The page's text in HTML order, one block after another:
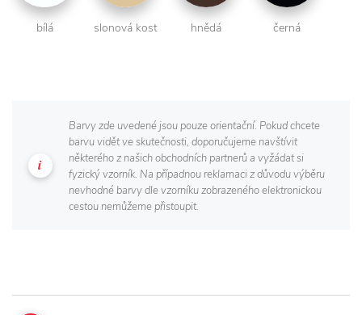
bílá slonová kost hnědá černá
Barvy zde uvedené jsou pouze orientační. Pokud chcete
barvu vidět ve skutečnosti, doporučujeme navštívit
některého z našich obchodních partnerů a vyžádat si
fyzický vzorník. Na případnou reklamaci z důvodu výběru
nevhodné barvy dle vzorníku zobrazeného elektronickou
cestou nemůžeme přistoupit.